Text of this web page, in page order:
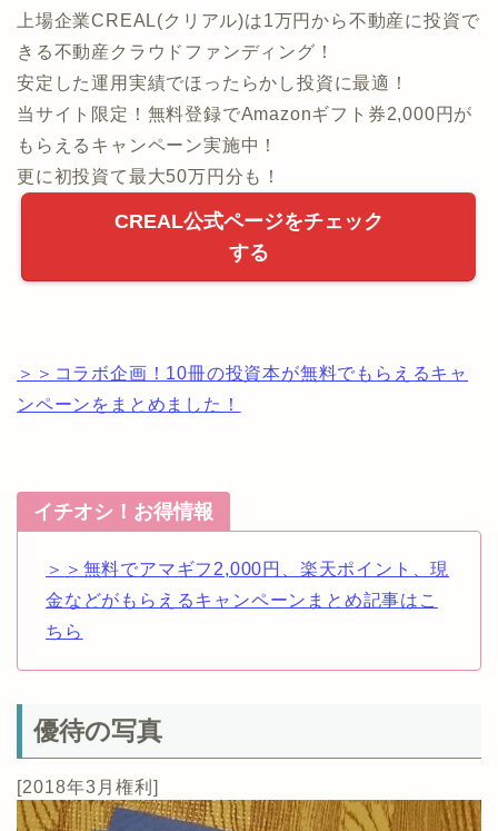
上場企業CREAL(クリアル)は1万円から不動産に投資で
きる不動産クラウドファンディング！
安定した運用実績でほったらかし投資に最適！
当サイト限定！無料登録でAmazonギフト券2,000円が
もらえるキャンペーン実施中！
更に初投資て最大50万円分も！
CREAL公式ページをチェック
する
＞＞コラボ企画！10冊の投資本が無料でもらえるキャ
ンペーンをまとめました！
イチオシ！お得情報
＞＞無料でアマギフ2,000円、楽天ポイント、現
金などがもらえるキャンペーンまとめ記事はこ
ちら
優待の写真
[2018年3月権利]